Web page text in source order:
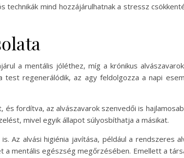
mind hozzájárulhatnak a stressz
a mentális jóléthez, míg a krónikus
regenerálódik, az agy feldolgozza a napi
fordítva, az alvászavarok szenvedői is
mivel egyik állapot súlyosbíthatja a másikat.
Az alvási higiénia javítása, például a rendszeres
mentális egészség megőrzésében. Emellett a